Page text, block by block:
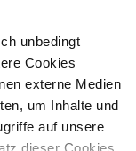
unbedingt
Cookies
externe Medien
um Inhalte und
auf unsere
dieser Cookies